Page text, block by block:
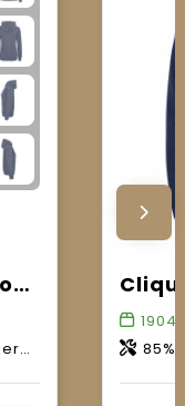
Clique Premium OC Hoody Women
85%